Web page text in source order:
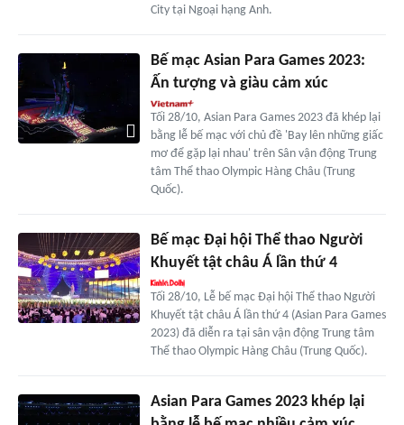
City tại Ngoại hạng Anh.
Bế mạc Asian Para Games 2023:
Ấn tượng và giàu cảm xúc
Tối 28/10, Asian Para Games 2023 đã khép lại
bằng lễ bế mạc với chủ đề 'Bay lên những giấc
mơ để gặp lại nhau' trên Sân vận động Trung
tâm Thể thao Olympic Hàng Châu (Trung
Quốc).
Bế mạc Đại hội Thể thao Người
Khuyết tật châu Á lần thứ 4
Tối 28/10, Lễ bế mạc Đại hội Thể thao Người
Khuyết tật châu Á lần thứ 4 (Asian Para Games
2023) đã diễn ra tại sân vận động Trung tâm
Thể thao Olympic Hàng Châu (Trung Quốc).
Asian Para Games 2023 khép lại